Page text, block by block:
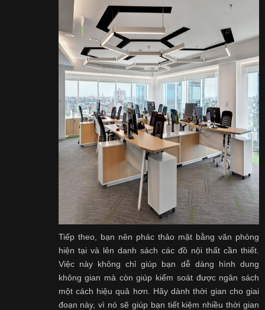
Tiếp theo, bạn nên phác thảo mặt bằng văn phòng
hiện tại và lên danh sách các đồ nội thất cần thiết.
Việc này không chỉ giúp bạn dễ dàng hình dung
không gian mà còn giúp kiểm soát được ngân sách
một cách hiệu quả hơn. Hãy dành thời gian cho giai
đoạn này, vì nó sẽ giúp bạn tiết kiệm nhiều thời gian